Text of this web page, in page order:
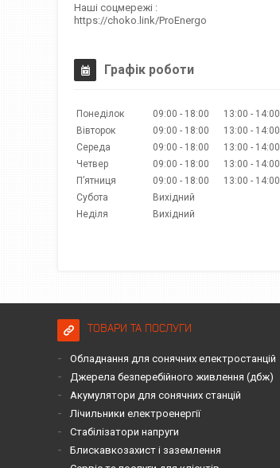
Наші соцмережі
https://choko.link/ProEnergo
Графік роботи
Понеділок 09:00 18:00 13:00
14:00
Вівторок
09:00 18:00 13:00
14:00
Середа
09:00 18:00 13:00
14:00
Четвер
09:00 18:00 13:00
14:00
Пʼятниця
09:00 18:00 13:00
14:00
Субота
Вихідний
Неділя
Вихідний
ТОВАРИ ТА ПОСЛУГИ
Обладнання для сонячних електростанцій
Джерела безперебійного живлення (дбж)
Акумулятори для сонячних станцій
Лічильники електроенергії
Стабілізатори напруги
Блискавкозахист і заземлення